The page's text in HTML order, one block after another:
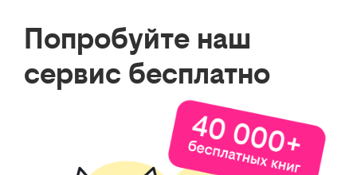
Попробуйте наш
сервис бесплатно